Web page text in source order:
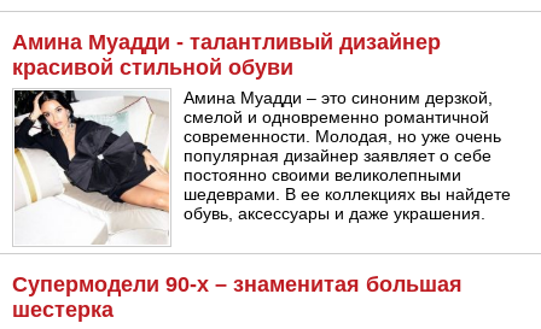
Амина Муадди - талантливый дизайнер
красивой стильной обуви
Амина Муадди – это синоним дерзкой,
смелой и одновременно романтичной
современности. Молодая, но уже очень
популярная дизайнер заявляет о себе
постоянно своими великолепными
шедеврами. В ее коллекциях вы найдете
обувь, аксессуары и даже украшения.
Супермодели 90-х – знаменитая большая
шестерка